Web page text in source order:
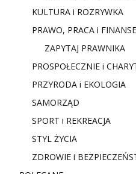
KULTURA i ROZRYWKA
PRAWO, PRACA i FINANSE
ZAPYTAJ PRAWNIKA
PROSPOŁECZNIE i
PRZYRODA i EKOLOGIA
SAMORZĄD
SPORT i REKREACJA
STYL ŻYCIA
ZDROWIE i